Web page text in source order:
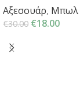
Αξεσουάρ, Μπωλ
€30.00 €18.00